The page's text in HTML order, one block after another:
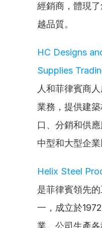
經銷商，體現
越品質。
HC Designs
Supplies
人和菲律賓商
業務，提供建
口、分銷和供
中型和大型企業
Helix Steel
是菲律賓領先
一，成立於
業。公司生產